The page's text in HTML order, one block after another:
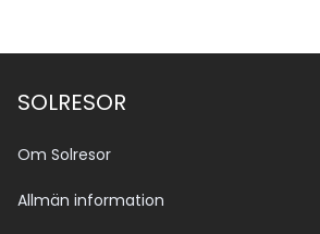
SOLRESOR
Om Solresor
Allmän information